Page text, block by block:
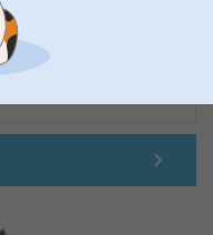
nyhetsbrev